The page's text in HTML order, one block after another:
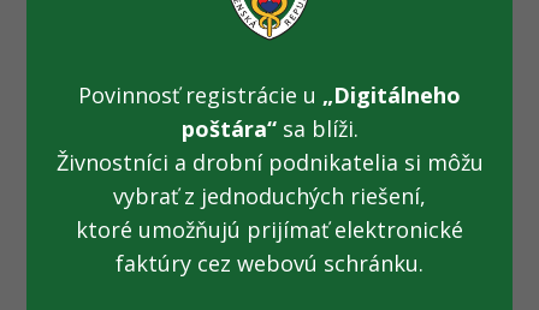
colného úradu Humenné na novej adrese:
(budova Pobočky daňového úradu Humenné – 10.
poschodie)
Povinnosť registrácie u „Digitálneho
poštára“sa blíži.
Živnostníci a drobní podnikatelia si môžu
vybrať z jednoduchých riešení,
ktoré umožňujú prijímať elektronické
faktúry cez webovú schránku.